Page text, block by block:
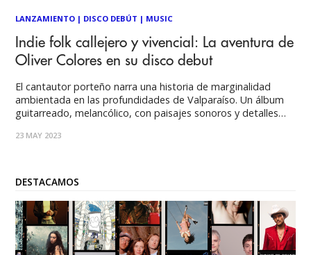
LANZAMIENTO | DISCO DEBÚT | MUSIC
Indie folk callejero y vivencial: La aventura de
Oliver Colores en su disco debut
El cantautor porteño narra una historia de marginalidad
ambientada en las profundidades de Valparaíso. Un álbum
guitarreado, melancólico, con paisajes sonoros y detalles
Llorar en el Intento)” es el primer álbum de Oliver Colores.
23 MAY 2023
DESTACAMOS